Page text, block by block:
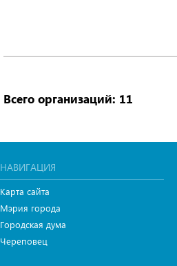
Всего организаций: 11
НАВИГАЦИЯ
Карта сайта
Мэрия города
Городская дума
Череповец